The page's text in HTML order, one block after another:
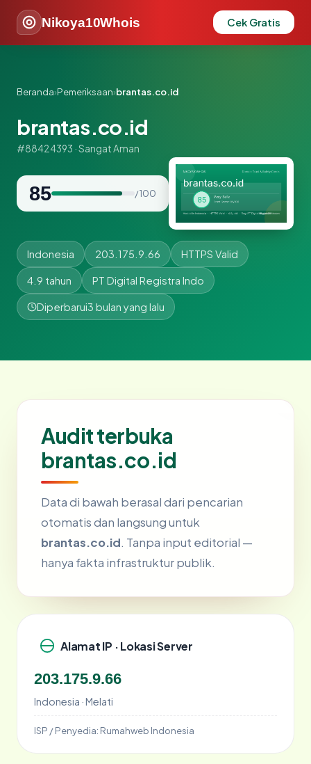
Nikoya10Whois Cek Gratis
Beranda›Pemeriksaan›brantas.co.id
brantas.co.id
#88424393 · Sangat Aman
85 / 100
Indonesia 203.175.9.66 HTTPS Valid
4.9 tahun PT Digital Registra Indo
Diperbarui3 bulan yang lalu
Audit terbuka
brantas.co.id
Data di bawah berasal dari pencarian
otomatis dan langsung untuk
brantas.co.id. Tanpa input editorial —
hanya fakta infrastruktur publik.
Alamat IP · Lokasi Server
203.175.9.66
Indonesia · Melati
ISP / Penyedia: Rumahweb Indonesia